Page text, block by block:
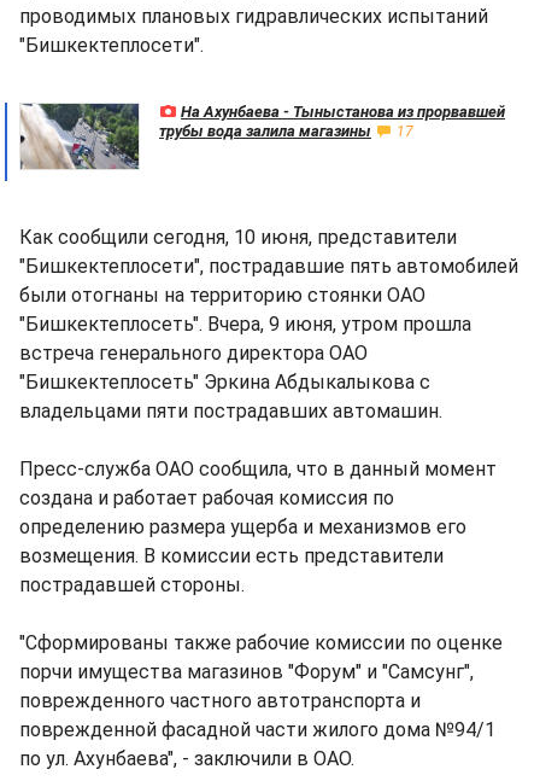
проводимых плановых гидравлических испытаний
"Бишкектеплосети".
На Ахунбаева - Тыныстанова из прорвавшей
трубы вода залила магазины
17
Как сообщили сегодня, 10 июня, представители
"Бишкектеплосети", пострадавшие пять автомобилей
были отогнаны на территорию стоянки ОАО
"Бишкектеплосеть". Вчера, 9 июня, утром прошла
встреча генерального директора ОАО
"Бишкектеплосеть" Эркина Абдыкалыкова с
владельцами пяти пострадавших автомашин.
Пресс-служба ОАО сообщила, что в данный момент
создана и работает рабочая комиссия по
определению размера ущерба и механизмов его
возмещения. В комиссии есть представители
пострадавшей стороны.
"Сформированы также рабочие комиссии по оценке
порчи имущества магазинов "Форум" и "Самсунг",
поврежденного частного автотранспорта и
поврежденной фасадной части жилого дома №94/1
по ул. Ахунбаева", - заключили в ОАО.